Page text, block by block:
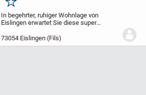
Merken
In begehrter, ruhiger Wohnlage von
Eislingen erwartet Sie diese super
großzügigen knapp 113 m² Wohnfläche in
einem gepflegten Mehrfamilienhaus mit
73054 Eislingen (Fils)